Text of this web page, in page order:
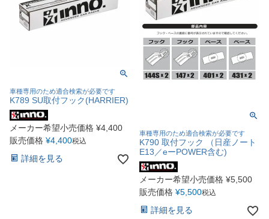
車種専用のため適合検索が必要です
K789 SU取付フック(HARRIER)
メーカー希望小売価格 ¥4,400
販売価格 ¥4,400税込
詳細を見る
車種専用のため適合検索が必要です
K790 取付フック （日産ノート
E13／eーPOWER含む)
メーカー希望小売価格 ¥5,500
販売価格 ¥5,500税込
詳細を見る